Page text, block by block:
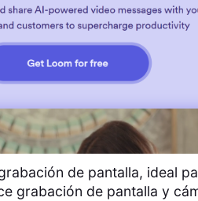
de pantalla, ideal
grabación de pantalla y